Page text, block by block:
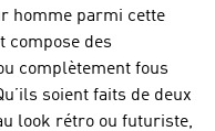
homme parmi cette
compose des
complètement fous
soient faits de deux
look rétro ou futuriste,